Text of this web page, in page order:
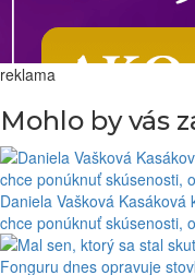
reklama
Mohlo by vás
Daniela Vašková
chce ponúknuť skúsenosti,